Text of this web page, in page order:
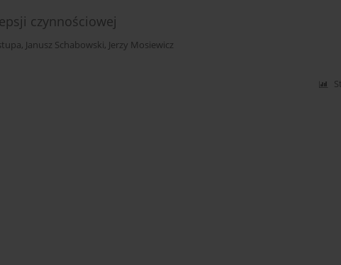
czynnościowej
, Janusz Schabowski, Jerzy Mosiewicz